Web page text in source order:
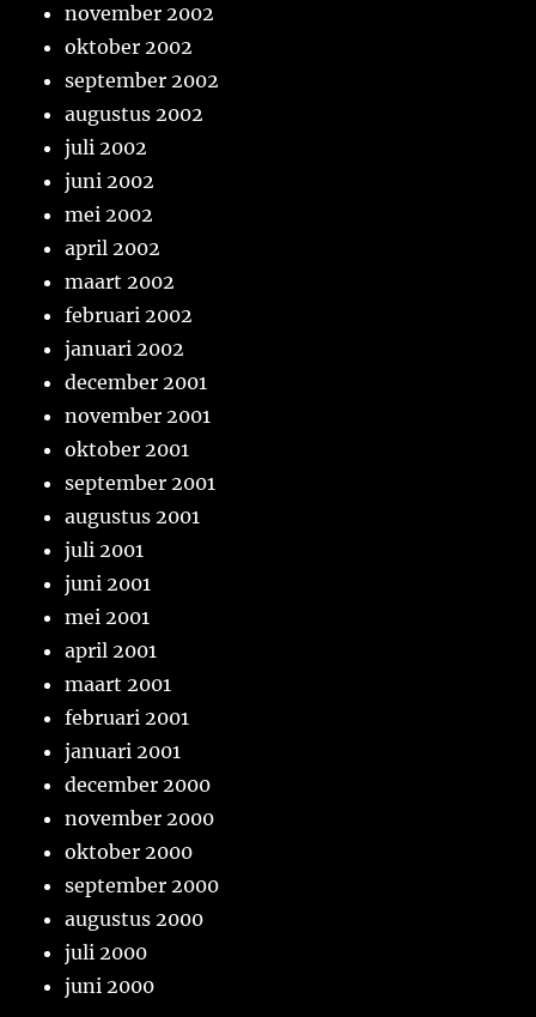
november 2002
oktober 2002
september 2002
augustus 2002
juli 2002
juni 2002
mei 2002
april 2002
maart 2002
februari 2002
januari 2002
december 2001
november 2001
oktober 2001
september 2001
augustus 2001
juli 2001
juni 2001
mei 2001
april 2001
maart 2001
februari 2001
januari 2001
december 2000
november 2000
oktober 2000
september 2000
augustus 2000
juli 2000
juni 2000